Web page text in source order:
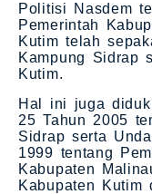
Politisi Nasdem
Pemerintah
Kutim telah
Kampung Sidrap
Kutim.
Hal ini juga
25 Tahun 2005
Sidrap serta
1999 tentang
Kabupaten
Kabupaten Kutim